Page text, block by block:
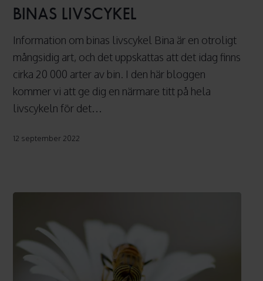
livscykel
BINAS LIVSCYKEL
Information om binas livscykel Bina är en otroligt
mångsidig art, och det uppskattas att det idag finns
cirka 20 000 arter av bin. I den här bloggen
kommer vi att ge dig en närmare titt på hela
livscykeln för det…
12 september 2022